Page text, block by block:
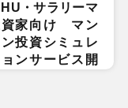
・サラリーマ
資家向け マン
投資シミュレ
ンサービス開